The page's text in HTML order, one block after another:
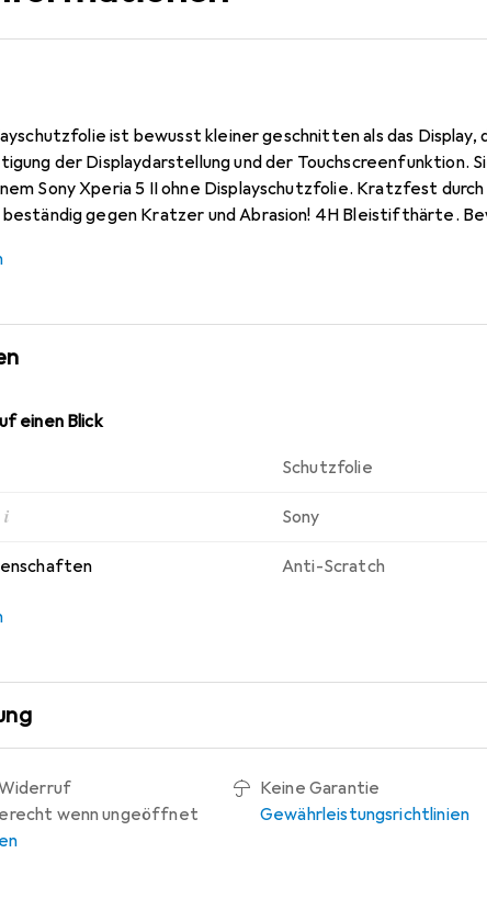
ist bewusst kleiner geschnitten als das Display,
der Displaydarstellung und der Touchscreenfunktion.
Sony Xperia 5 II ohne Displayschutzfolie. Kratzfest
gegen Kratzer und Abrasion! 4H Bleistifthärte.
Keine Blasenbildung bei staubfreiem Display möglich!
und Konfektionierung zu fairen Löhnen in Deutschland.
einen Blick
Schutzfolie
i Sony
Anti-Scratch
wenn ungeöffnet
Keine Garantie
Gewährleistungsrichtlinien